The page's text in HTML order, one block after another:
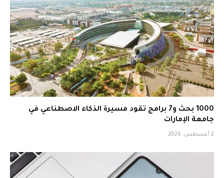
1000 بحث و7 برامج تقود مسيرة الذكاء الاصطناعي في
جامعة الإمارات
2 أغسطس، 2026